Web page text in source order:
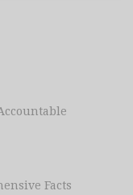
Facts